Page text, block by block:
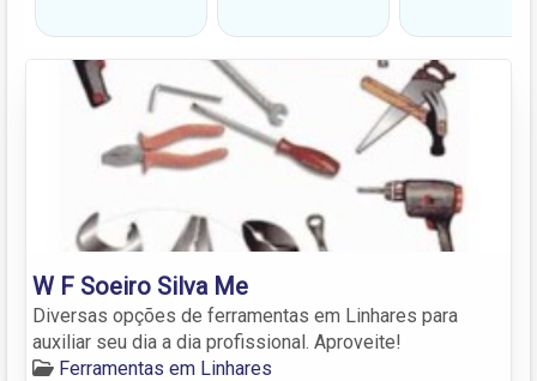
W F Soeiro Silva Me
Diversas opções de ferramentas em Linhares para
auxiliar seu dia a dia profissional. Aproveite!
Ferramentas em Linhares